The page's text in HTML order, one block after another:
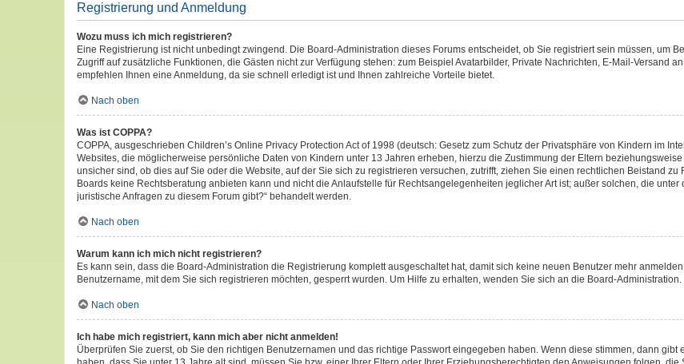
Registrierung und Anmeldung
Wozu muss ich mich registrieren?
Eine Registrierung ist nicht unbedingt zwingend. Die Board-Administration dieses Forums entscheidet, ob Sie registriert sein müssen, um
Zugriff auf zusätzliche Funktionen, die Gästen nicht zur Verfügung stehen: zum Beispiel Avatarbilder, Private Nachrichten, E-Mail-Versand
empfehlen Ihnen eine Anmeldung, da sie schnell erledigt ist und Ihnen zahlreiche Vorteile bietet.
Nach oben
Was ist COPPA?
COPPA, ausgeschrieben Children’s Online Privacy Protection Act of 1998 (deutsch: Gesetz zum Schutz der Privatsphäre von Kindern im
Websites, die möglicherweise persönliche Daten von Kindern unter 13 Jahren erheben, hierzu die Zustimmung der Eltern
unsicher sind, ob dies auf Sie oder die Website, auf der Sie sich zu registrieren versuchen, zutrifft, ziehen Sie einen rechtlichen Beistand
Boards keine Rechtsberatung anbieten kann und nicht die Anlaufstelle für Rechtsangelegenheiten jeglicher Art ist; außer solchen, die
juristische Anfragen zu diesem Forum gibt?“ behandelt werden.
Nach oben
Warum kann ich mich nicht registrieren?
Es kann sein, dass die Board-Administration die Registrierung komplett ausgeschaltet hat, damit sich keine neuen Benutzer mehr
Benutzername, mit dem Sie sich registrieren möchten, gesperrt wurden. Um Hilfe zu erhalten, wenden Sie sich an die Board-Administration.
Nach oben
Ich habe mich registriert, kann mich aber nicht anmelden!
Überprüfen Sie zuerst, ob Sie den richtigen Benutzernamen und das richtige Passwort eingegeben haben. Wenn diese stimmen, dann gibt